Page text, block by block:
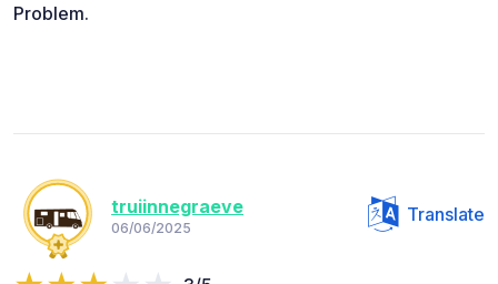
Problem.
truiinnegraeve
06/06/2025
Translate